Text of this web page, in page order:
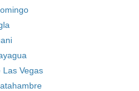
Las Vegas